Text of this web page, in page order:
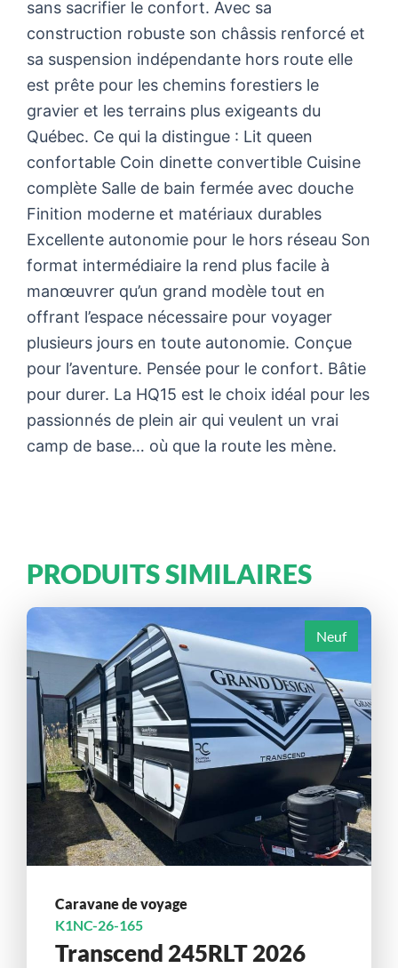
sans sacrifier le confort. Avec sa
construction robuste son châssis renforcé et
sa suspension indépendante hors route elle
est prête pour les chemins forestiers le
gravier et les terrains plus exigeants du
Québec. Ce qui la distingue : Lit queen
confortable Coin dinette convertible Cuisine
complète Salle de bain fermée avec douche
Finition moderne et matériaux durables
Excellente autonomie pour le hors réseau Son
format intermédiaire la rend plus facile à
manœuvrer qu’un grand modèle tout en
offrant l’espace nécessaire pour voyager
plusieurs jours en toute autonomie. Conçue
pour l’aventure. Pensée pour le confort. Bâtie
pour durer. La HQ15 est le choix idéal pour les
passionnés de plein air qui veulent un vrai
camp de base… où que la route les mène.
PRODUITS SIMILAIRES
Neuf
Caravane de voyage
K1NC-26-165
Transcend 245RLT 2026